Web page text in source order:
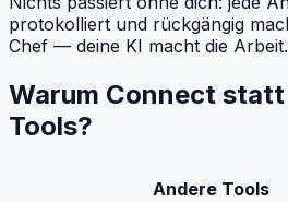
protokolliert und rückgängig
Chef — deine KI macht die Arbeit.
Warum Connect
Tools?
Andere Tools